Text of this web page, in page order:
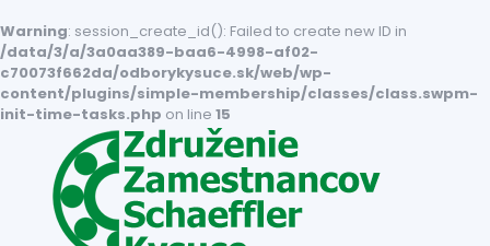
Warning: session_create_id(): Failed to create new ID in
/data/3/a/3a0aa389-baa6-4998-af02-
c70073f662da/odborykysuce.sk/web/wp-
content/plugins/simple-membership/classes/class.swpm-
init-time-tasks.php on line 15